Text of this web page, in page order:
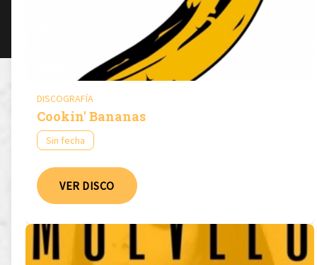
DISCOGRAFÍA
Cookin' Bananas
Sin fecha
VER DISCO